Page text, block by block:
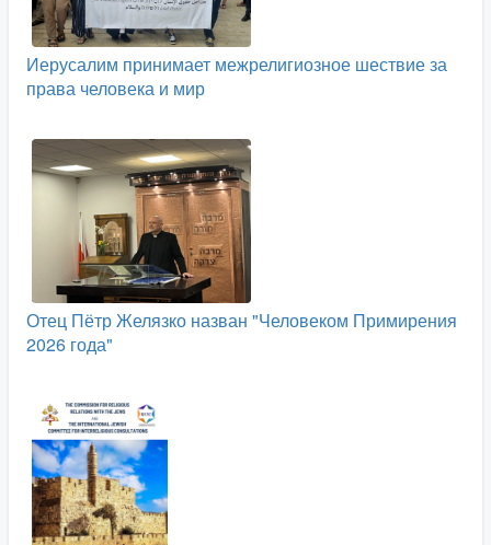
Иерусалим принимает межрелигиозное шествие за
права человека и мир
Отец Пётр Желязко назван "Человеком Примирения
2026 года"